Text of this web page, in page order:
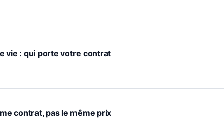
vie : qui porte votre contrat
contrat, pas le même prix